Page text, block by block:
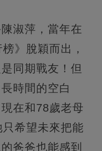
淑萍，當年在
》脫穎而出，
同期戰友！但
時間的空白
在和78歲老母
希望未來把能
爸爸也能感到